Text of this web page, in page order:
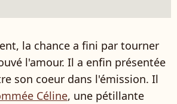
la chance a fini par tourner
l'amour. Il a enfin présentée
son coeur dans l'émission. Il
Céline, une pétillante